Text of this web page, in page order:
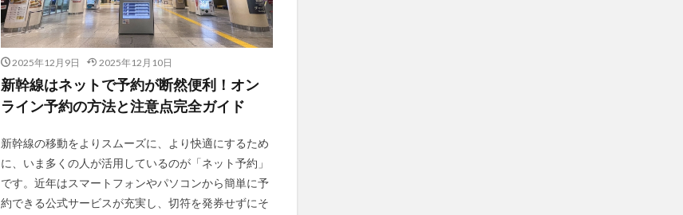
2025年12月9日 2025年12月10日
新幹線はネットで予約が断然便利！オン
ライン予約の方法と注意点完全ガイド
新幹線の移動をよりスムーズに、より快適にするため
に、いま多くの人が活用しているのが「ネット予約」
です。近年はスマートフォンやパソコンから簡単に予
約できる公式サービスが充実し、切符を発券せずにそ